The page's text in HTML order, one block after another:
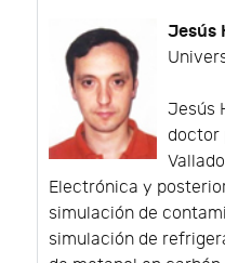
Jesús
Jesús
doctor
Electrónica y
simulación de
simulación de